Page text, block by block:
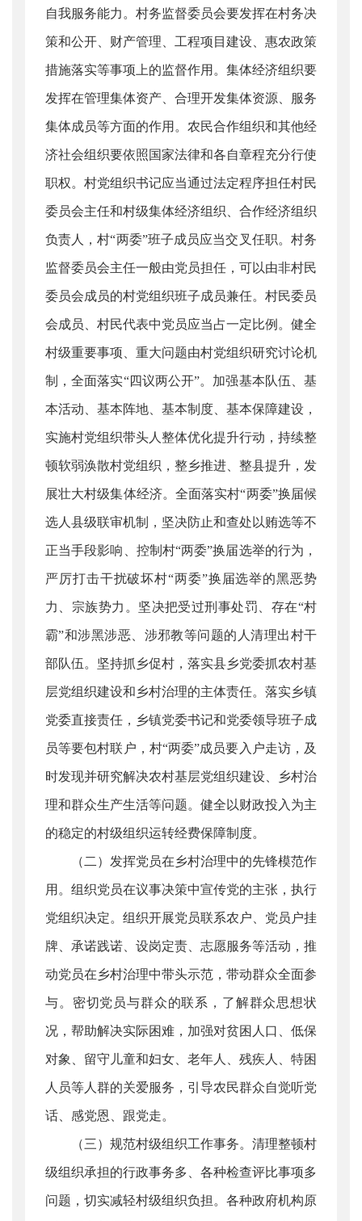
自我服务能力。村务监督委员会要发挥在村务决
策和公开、财产管理、工程项目建设、惠农政策
措施落实等事项上的监督作用。集体经济组织要
发挥在管理集体资产、合理开发集体资源、服务
集体成员等方面的作用。农民合作组织和其他经
济社会组织要依照国家法律和各自章程充分行使
职权。村党组织书记应当通过法定程序担任村民
委员会主任和村级集体经济组织、合作经济组织
负责人，村“两委”班子成员应当交叉任职。村务
监督委员会主任一般由党员担任，可以由非村民
委员会成员的村党组织班子成员兼任。村民委员
会成员、村民代表中党员应当占一定比例。健全
村级重要事项、重大问题由村党组织研究讨论机
制，全面落实“四议两公开”。加强基本队伍、基
本活动、基本阵地、基本制度、基本保障建设，
实施村党组织带头人整体优化提升行动，持续整
顿软弱涣散村党组织，整乡推进、整县提升，发
展壮大村级集体经济。全面落实村“两委”换届候
选人县级联审机制，坚决防止和查处以贿选等不
正当手段影响、控制村“两委”换届选举的行为，
严厉打击干扰破坏村“两委”换届选举的黑恶势
力、宗族势力。坚决把受过刑事处罚、存在“村
霸”和涉黑涉恶、涉邪教等问题的人清理出村干
部队伍。坚持抓乡促村，落实县乡党委抓农村基
层党组织建设和乡村治理的主体责任。落实乡镇
党委直接责任，乡镇党委书记和党委领导班子成
员等要包村联户，村“两委”成员要入户走访，及
时发现并研究解决农村基层党组织建设、乡村治
理和群众生产生活等问题。健全以财政投入为主
的稳定的村级组织运转经费保障制度。
（二）发挥党员在乡村治理中的先锋模范作
用。组织党员在议事决策中宣传党的主张，执行
党组织决定。组织开展党员联系农户、党员户挂
牌、承诺践诺、设岗定责、志愿服务等活动，推
动党员在乡村治理中带头示范，带动群众全面参
与。密切党员与群众的联系，了解群众思想状
况，帮助解决实际困难，加强对贫困人口、低保
对象、留守儿童和妇女、老年人、残疾人、特困
人员等人群的关爱服务，引导农民群众自觉听党
话、感党恩、跟党走。
（三）规范村级组织工作事务。清理整顿村
级组织承担的行政事务多、各种检查评比事项多
问题，切实减轻村级组织负担。各种政府机构原